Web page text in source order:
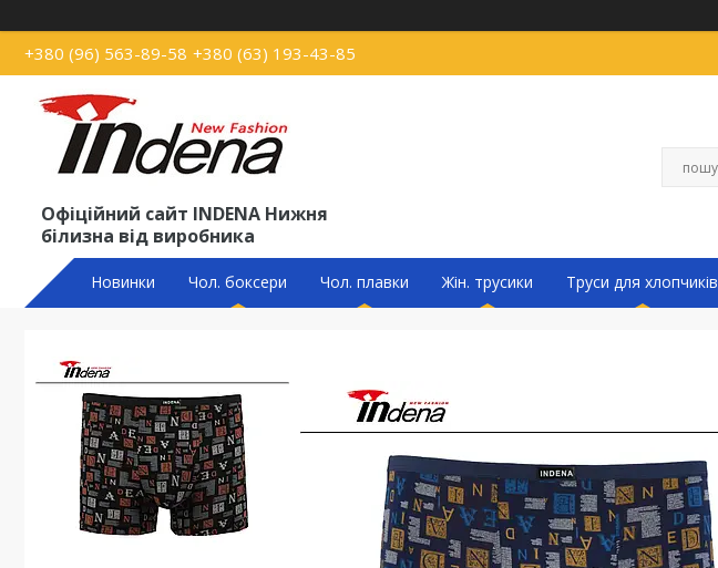
+380 (96) 563-89-58 +380 (63) 193-43-85
Офіційний сайт INDENA Нижня
білизна від виробника
Новинки Чол. боксери Чол. плавки Жін. трусики Труси для хлопчиків